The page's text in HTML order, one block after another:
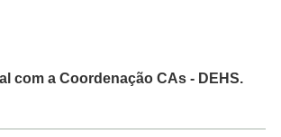
com a Coordenação CAs - DEHS.